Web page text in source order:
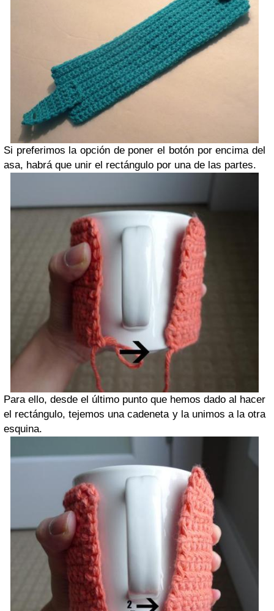
Si preferimos la opción de poner el botón por encima del
asa, habrá que unir el rectángulo por una de las partes.
Para ello, desde el último punto que hemos dado al hacer
el rectángulo, tejemos una cadeneta y la unimos a la otra
esquina.